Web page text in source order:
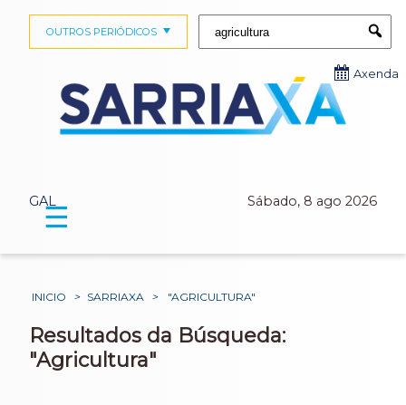
GAL Sábado, 8 ago 2026
OUTROS PERIÓDICOS
Axenda
☰
INICIO > SARRIAXA > "AGRICULTURA"
Resultados da Búsqueda:
"Agricultura"